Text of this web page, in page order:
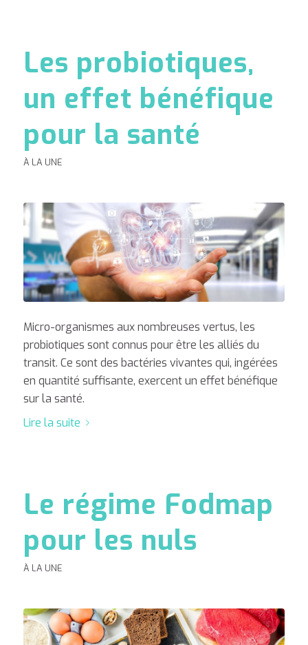
Les probiotiques,
un effet bénéfique
pour la santé
À LA UNE
Micro-organismes aux nombreuses vertus, les
probiotiques sont connus pour être les alliés du
transit. Ce sont des bactéries vivantes qui, ingérées
en quantité suffisante, exercent un effet bénéfique
sur la santé.
Lire la suite
Le régime Fodmap
pour les nuls
À LA UNE